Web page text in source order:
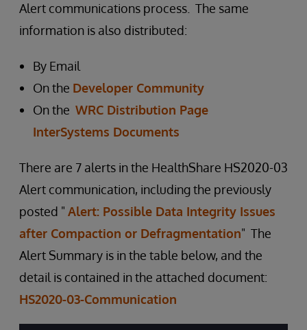
Alert communications process. The same
information is also distributed:
By Email
On the Developer Community
On the WRC Distribution Page
InterSystems Documents
There are 7 alerts in the HealthShare HS2020-03
Alert communication, including the previously
posted " Alert: Possible Data Integrity Issues
after Compaction or Defragmentation" The
Alert Summary is in the table below, and the
detail is contained in the attached document:
HS2020-03-Communication